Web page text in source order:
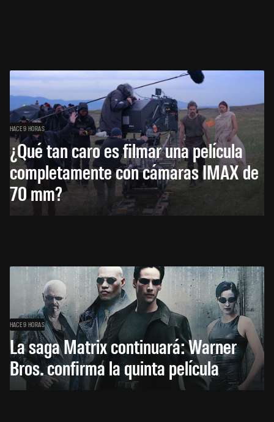
HACE 9 HORAS
¿Qué tan caro es filmar una película
completamente con cámaras IMAX de
70 mm?
HACE 9 HORAS
La saga Matrix continuará: Warner
Bros. confirma la quinta película